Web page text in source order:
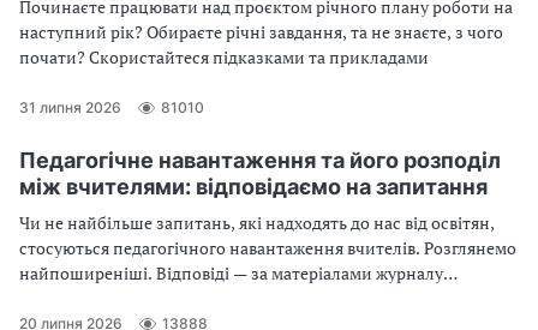
Починаєте працювати над проєктом річного плану роботи на
наступний рік? Обираєте річні завдання, та не знаєте, з чого
почати? Скористайтеся підказками та прикладами
31 липня 2026 81010
Педагогічне навантаження та його розподіл
між вчителями: відповідаємо на запитання
Чи не найбільше запитань, які надходять до нас від освітян,
стосуються педагогічного навантаження вчителів. Розглянемо
найпоширеніші. Відповіді — за матеріалами журналу
20 липня 2026 13888